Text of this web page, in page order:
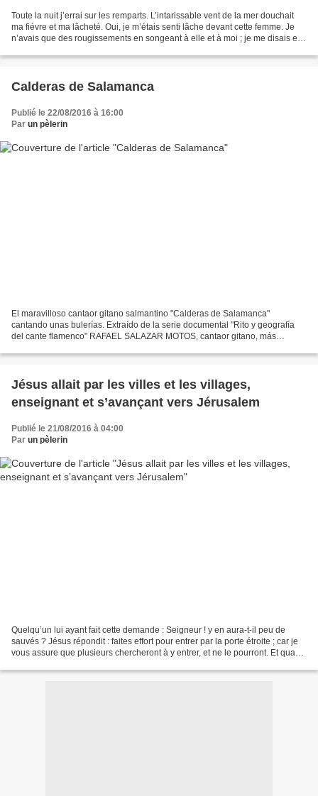
Toute la nuit j’errai sur les remparts. L’intarissable vent de la mer douchait
ma fiévre et ma lâcheté. Oui, je m’étais senti lâche devant cette femme. Je
n’avais que des rougissements en songeant à elle et à moi ; je me disais en
Calderas de Salamanca
Publié le 22/08/2016 à 16:00
Par un pèlerin
El maravilloso cantaor gitano salmantino "Calderas de Salamanca"
cantando unas bulerías. Extraído de la serie documental "Rito y geografía
del cante flamenco" RAFAEL SALAZAR MOTOS, cantaor gitano, más
Jésus allait par les villes et les villages,
enseignant et s’avançant vers Jérusalem
Publié le 21/08/2016 à 04:00
Par un pèlerin
Quelqu’un lui ayant fait cette demande : Seigneur ! y en aura-t-il peu de
sauvés ? Jésus répondit : faites effort pour entrer par la porte étroite ; car je
vous assure que plusieurs chercheront à y entrer, et ne le pourront. Et quand